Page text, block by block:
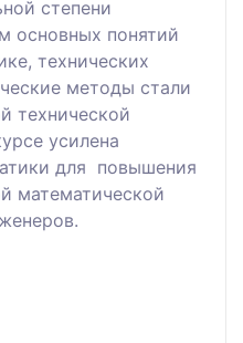
степени
основных понятий
технических
методы стали
технической
усилена
для повышения
математической